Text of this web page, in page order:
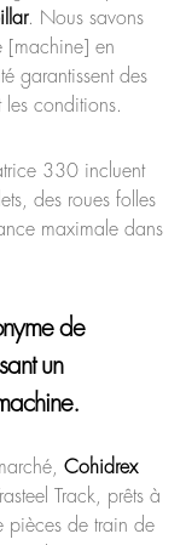
. Nous savons
[machine] en
garantissent des
les conditions.
330 incluent
des roues folles
maximale dans
de
un
Cohidrex
Track, prêts à
pièces de train de